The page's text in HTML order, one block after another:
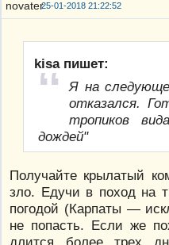
25-01-2018 21:22:52
kisa пишет:
Я на
отказался.
тропиков
дождей"
Получайте крылатый
зло. Едучи в поход на
погодой (Карпаты —
не попасть. Если же